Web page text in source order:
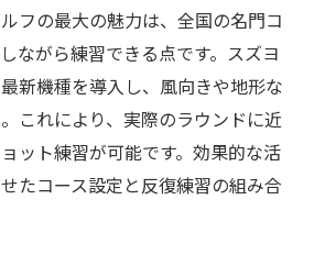
スクールならスズヨンゴルフク
ルフスクール選びで重視すべき
ト空間で集中できるレッスン体
フの最大の魅力は、全国の名門コ
ながら練習できる点です。スズヨ
新機種を導入し、風向きや地形な
これにより、実際のラウンドに近
ット練習が可能です。効果的な活
たコース設定と反復練習の組み合